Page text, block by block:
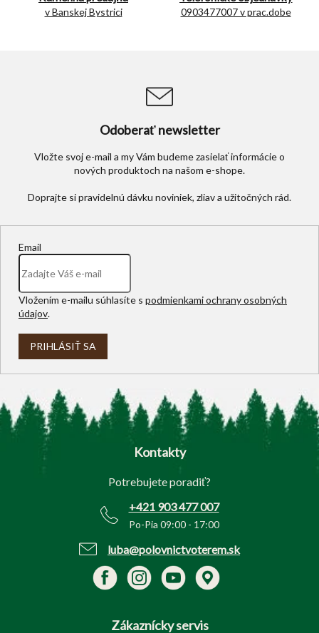
v Banskej Bystrici 0903477007 v prac.dobe
Odoberať newsletter
Vložte svoj e-mail a my Vám budeme zasielať informácie o
nových produktoch na našom e-shope.
Email
Vložením e-mailu súhlasíte s podmienkami ochrany osobných
údajov.
PRIHLÁSIŤ SA
Z
Kontakty
Potrebujete poradiť?
+421 903 477 007
Po-Pia 09:00 - 17:00
luba@polovnictvoterem.sk
Zákaznícky servis